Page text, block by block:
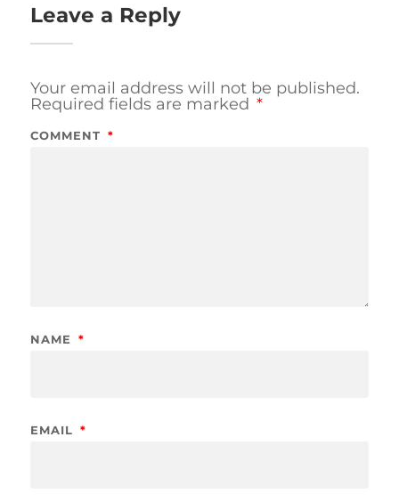
Leave a Reply
Your email address will not be published.
Required fields are marked *
COMMENT *
NAME *
EMAIL *